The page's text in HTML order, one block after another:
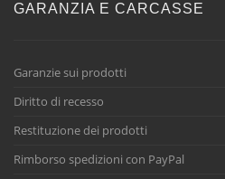
GARANZIA E CARCASSE
Garanzie sui prodotti
Diritto di recesso
Restituzione dei prodotti
Rimborso spedizioni con PayPal